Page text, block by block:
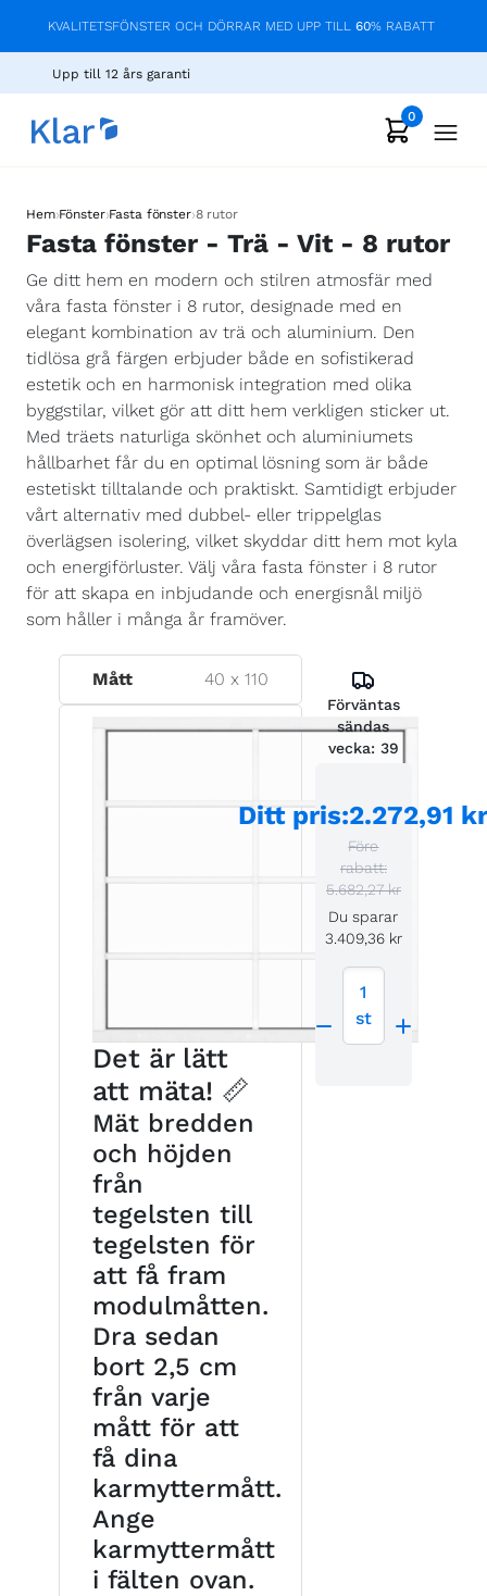
KVALITETSFÖNSTER OCH DÖRRAR MED UPP TILL 60% RABATT
Upp till 12 års garanti
0
Hem›Fönster›Fasta fönster›8 rutor
Fasta fönster - Trä - Vit - 8 rutor
Ge ditt hem en modern och stilren atmosfär med
våra fasta fönster i 8 rutor, designade med en
elegant kombination av trä och aluminium. Den
tidlösa grå färgen erbjuder både en sofistikerad
estetik och en harmonisk integration med olika
byggstilar, vilket gör att ditt hem verkligen sticker ut.
Med träets naturliga skönhet och aluminiumets
hållbarhet får du en optimal lösning som är både
estetiskt tilltalande och praktiskt. Samtidigt erbjuder
vårt alternativ med dubbel- eller trippelglas
överlägsen isolering, vilket skyddar ditt hem mot kyla
och energiförluster. Välj våra fasta fönster i 8 rutor
för att skapa en inbjudande och energisnål miljö
som håller i många år framöver.
Mått 40 x110
Det är lätt
att mäta! 📏
Mät bredden
och höjden
från
tegelsten till
tegelsten för
att få fram
modulmåtten.
Dra sedan
bort 2,5 cm
från varje
mått för att
få dina
karmyttermått.
Ange
karmyttermått
i fälten ovan.
Förväntas
sändas
vecka: 39
Ditt pris:2.272,91
Före
rabatt:
5.682,27 kr
Du sparar
3.409,36 kr
1
st